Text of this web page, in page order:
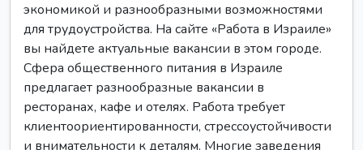
экономикой и разнообразными возможностями
для трудоустройства. На сайте «Работа в Израиле»
вы найдете актуальные вакансии в этом городе.
Сфера общественного питания в Израиле
предлагает разнообразные вакансии в
ресторанах, кафе и отелях. Работа требует
клиентоориентированности, стрессоустойчивости
и внимательности к деталям. Многие заведения